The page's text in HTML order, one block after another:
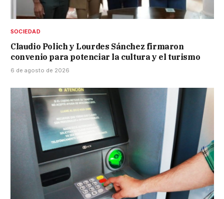
SOCIEDAD
Claudio Polich y Lourdes Sánchez firmaron
convenio para potenciar la cultura y el turismo
6 de agosto de 2026